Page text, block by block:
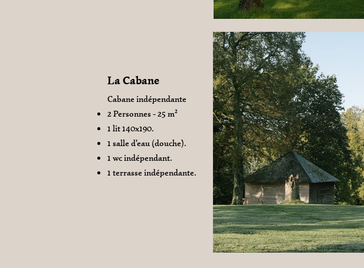
La Cabane
Cabane indépendante
2 Personnes - 25 m²
1 lit 140x190.
1 salle d'eau (douche).
1 wc indépendant.
1 terrasse indépendante.